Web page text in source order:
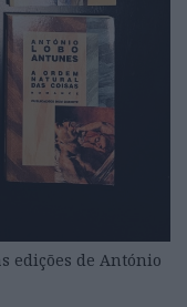
edições de António